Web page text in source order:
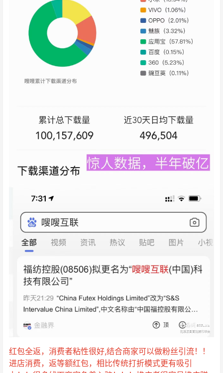
红包全返，消费者粘性很好,结合商家可以做粉丝引流！！
进店消费，返等额红包，相比传统打折模式更有吸引